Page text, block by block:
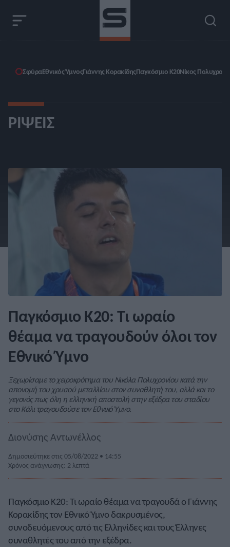
ΣφύραΕθνικός ΎμνοςΓιάννης ΚορακίδηςΠαγκόσμιο Κ20Νίκος
ΡΊΨΕΙΣ
Παγκόσμιο Κ20: Τι ωραίο
θέαμα να τραγουδούν όλοι τον
Εθνικό Ύμνο
Ξεχωρίσαμε το χειροκρότημα του Νικόλα Πολυχρονίου κατά την
απονομή του χρυσού μεταλλίου στον συναθλητή του, αλλά και το
γεγονός πως όλη η ελληνική αποστολή στην εξέδρα του σταδίου
στο Κάλι τραγουδούσε τον Εθνικό Ύμνο.
Διονύσης Αντωνέλλος
Δημοσιεύτηκε στις 05/08/2022 • 14:55
Χρόνος ανάγνωσης: 2 λεπτά
Παγκόσμιο Κ20: Τι ωραίο θέαμα να τραγουδά ο Γιάννης
Κορακίδης τον Εθνικό Ύμνο δακρυσμένος,
συνοδευόμενους από τις Ελληνίδες και τους Έλληνες
συναθλητές του από την εξέδρα.